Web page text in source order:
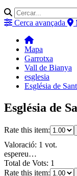
Cerca avançada
Mapa
Garrotxa
Vall de Bianya
esglesia
Església de
Església de
Rate this item:
Valoració: 1 vot.
espereu…
Total de Vots: 1
Rate this item: